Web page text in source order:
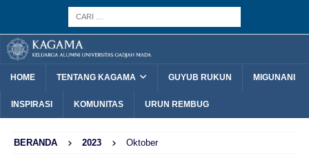
HOME TENTANG KAGAMA GUYUB RUKUN MIGUNANI
INSPIRASI KOMUNITAS URUN REMBUG
BERANDA 2023 Oktober